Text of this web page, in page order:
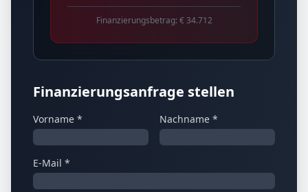
Finanzierungsbetrag: €34.712
Finanzierungsanfrage stellen
Vorname * Nachname *
E-Mail *